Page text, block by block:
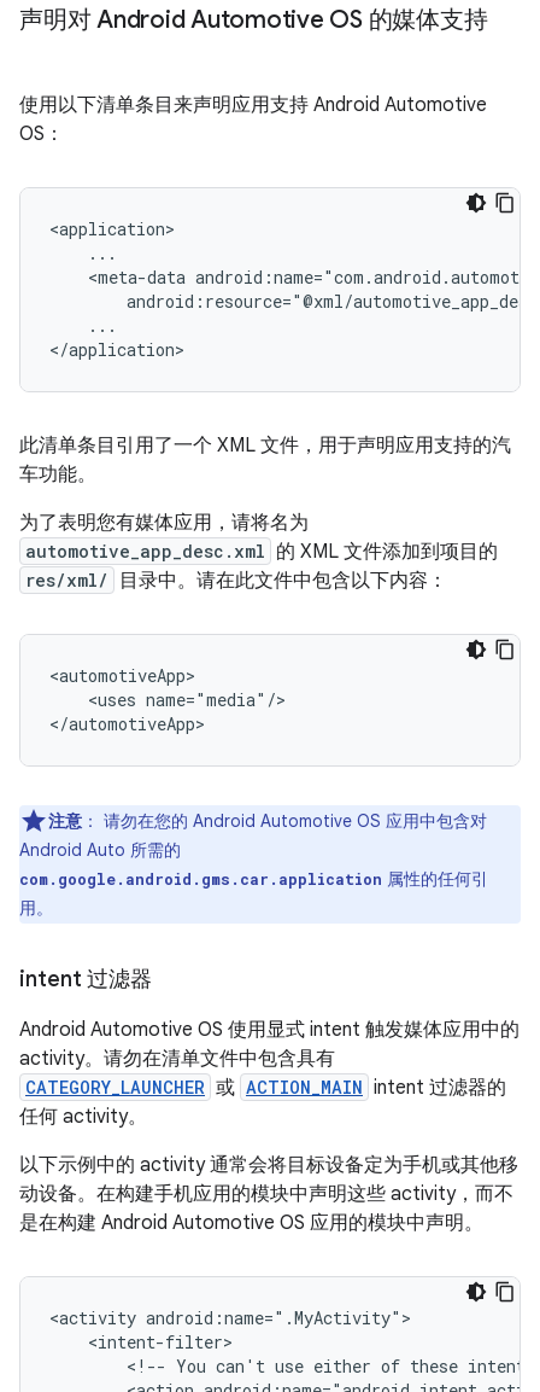
声明对 Android Automotive OS 的媒体支持
使用以下清单条目来声明应用支持 Android Automotive
OS：
<meta-data
...
此清单条目引用了一个 XML 文件，用于声明应用支持的汽
车功能。
为了表明您有媒体应用，请将名为
automotive_app_desc.xml 的 XML 文件添加到项目的
res/xml/ 目录中。请在此文件中包含以下内容：
<uses name="media"/>
注意 ： 请勿在您的 Android Automotive OS 应用中包含对
Android Auto 所需的
com.google.android.gms.car.application 属性的任何引
用。
intent 过滤器
Android Automotive OS 使用显式 intent 触发媒体应用中的
activity。请勿在清单文件中包含具有
CATEGORY_LAUNCHER 或 ACTION_MAIN intent 过滤器的
任何 activity。
以下示例中的 activity 通常会将目标设备定为手机或其他移
动设备。在构建手机应用的模块中声明这些 activity，而不
是在构建 Android Automotive OS 应用的模块中声明。
<activity
<!-- You can't use either of these intents